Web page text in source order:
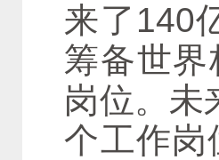
来了140
筹备世
岗位。未
个工作岗